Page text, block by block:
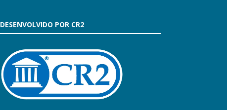
DESENVOLVIDO POR CR2